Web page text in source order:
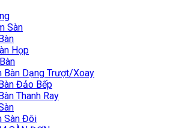
Sàn
Họp
Bàn Dạng Trượt/Xoay
Đảo Bếp
Thanh Ray
Sàn Đôi